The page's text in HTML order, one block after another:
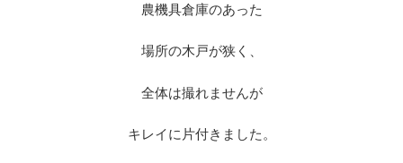
農機具倉庫のあった
場所の木戸が狭く、
全体は撮れませんが
キレイに片付きました。